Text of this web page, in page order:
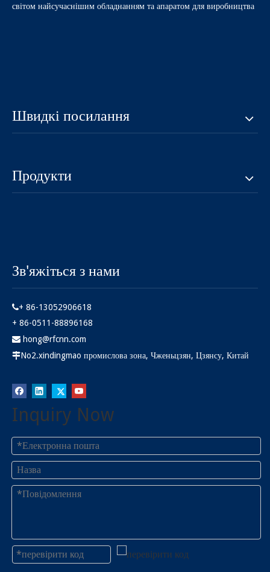
світом найсучаснішим обладнанням та апаратом для виробництва
Швидкі посилання
Продукти
Зв'яжіться з нами
+ 86-13052906618
+ 86-0511-88896168
 hong@rfcnn.com
No2.xindingmao промислова зона, Чженьцзян, Цзянсу, Китай
Inquiry Now